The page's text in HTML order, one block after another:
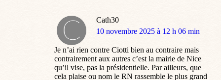
Cath30
dit
10 novembre 2025 à 12 h 06 min
Je n’ai rien contre Ciotti bien au contraire mais
contrairement aux autres c’est la mairie de Nice
qu’il vise, pas la présidentielle. Par ailleurs, que
cela plaise ou nom le RN rassemble le plus grand